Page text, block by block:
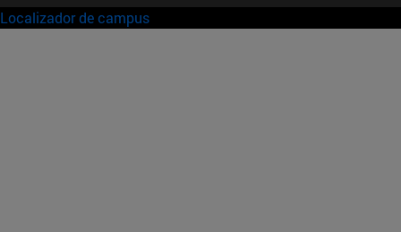
Localizador de campus